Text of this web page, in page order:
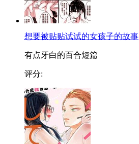
想要被贴贴试试的女孩子的故事
有点牙白的百合短篇
评分: